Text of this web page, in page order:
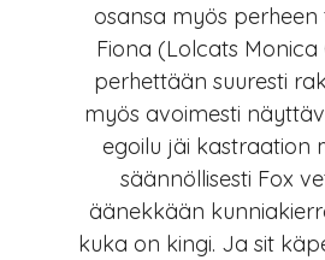
osansa myös perheen
Fiona (Lolcats Monica
perhettään suuresti
myös avoimesti
egoilu jäi kastraation
säännöllisesti Fox
äänekkään
kuka on kingi. Ja sit